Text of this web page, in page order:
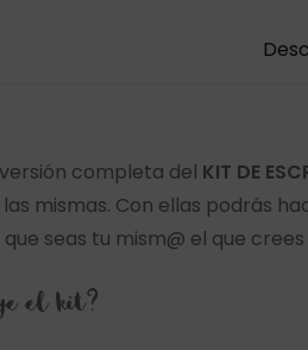
completa del KIT DE
las mismas. Con ellas podrás
seas tu mism@ el que
el kit?